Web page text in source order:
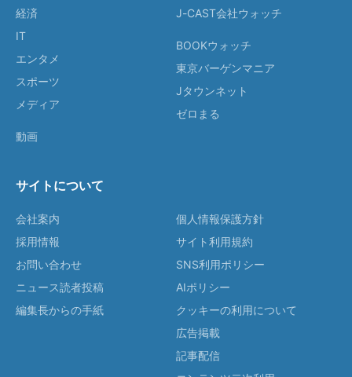
経済
IT
エンタメ
スポーツ
メディア
動画
J-CAST会社ウォッチ
BOOKウォッチ
東京バーゲンマニア
Jタウンネット
ゼロまる
サイトについて
会社案内
採用情報
お問い合わせ
ニュース読者投稿
編集長からの手紙
個人情報保護方針
サイト利用規約
SNS利用ポリシー
AIポリシー
クッキーの利用について
広告掲載
記事配信